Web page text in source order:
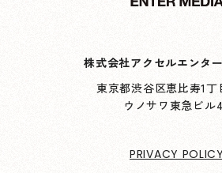
株式会社アクセルエンタ
東京都渋谷区恵比寿1丁
ウノサワ東急ビル
PRIVACY POLICY